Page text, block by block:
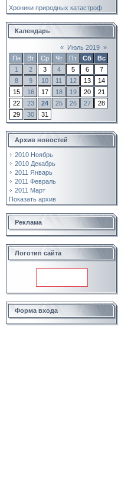
Хроники природных катастроф
Календарь
« Июль 2019 »
Пн
Вт Ср Чт Пт Сб
Вс
1
2 3 4 5 6
7
8
9 10 11 12 13
14
15
16 17 18 19 20
21
22
23 24 25 26 27
28
29
30 31
Архив новостей
2010 Ноябрь
2010 Декабрь
2011 Январь
2011 Февраль
2011 Март
Показать архив
Реклама
Логотип сайта
Форма входа